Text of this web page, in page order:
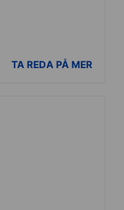
TA REDA PÅ MER